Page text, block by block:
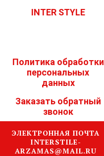
INTER STYLE
Политика обработки
персональных
данных
Заказать обратный
звонок
ЭЛЕКТРОННАЯ ПОЧТА
INTERSTILE-
ARZAMAS@MAIL.RU